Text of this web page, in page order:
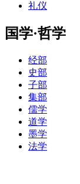
礼仪
国学·哲学
经部
史部
子部
集部
儒学
道学
墨学
法学